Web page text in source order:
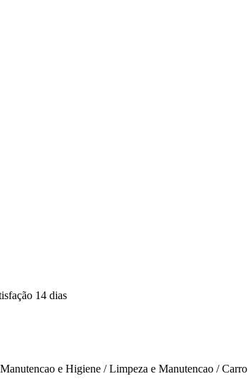
14 dias
e Higiene / Limpeza e Manutencao / Carro